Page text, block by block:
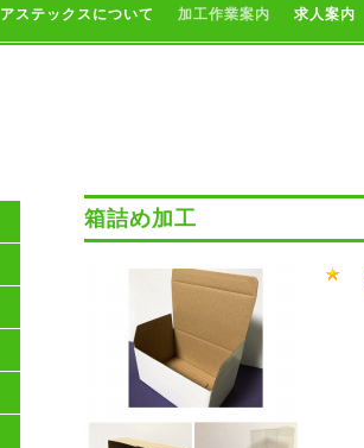
アステックスについて 加工作業案内 求人案内
箱詰め加工